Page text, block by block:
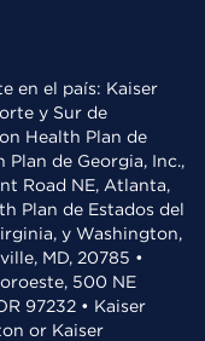
en el país: Kaiser
y Sur de
Health Plan de
de Georgia, Inc.,
Road NE, Atlanta,
Plan de Estados del
y Washington,
MD, 20785 •
500 NE
97232 • Kaiser
or Kaiser